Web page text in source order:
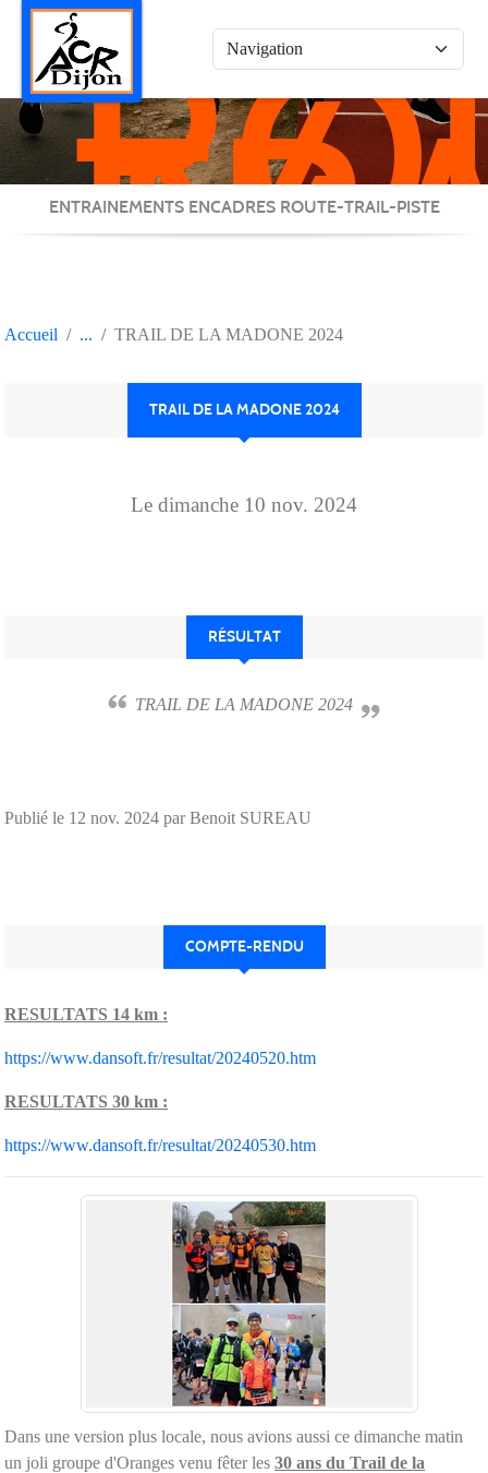
/
/
ENTRAINEMENTS ENCADRES ROUTE-TRAIL-PISTE
Accueil TRAIL DE LA MADONE 2024
TRAIL DE LA MADONE 2024
Le dimanche 10 nov. 2024
RÉSULTAT
TRAIL DE LA MADONE 2024
Publié le 12 nov. 2024 par Benoit SUREAU
COMPTE-RENDU
RESULTATS 14 km :
https://www.dansoft.fr/resultat/20240520.htm
RESULTATS 30 km :
https://www.dansoft.fr/resultat/20240530.htm
Dans une version plus locale, nous avions aussi ce dimanche matin
un joli groupe d'Oranges venu fêter les 30 ans du Trail de la
Panneau de gestion des cookies